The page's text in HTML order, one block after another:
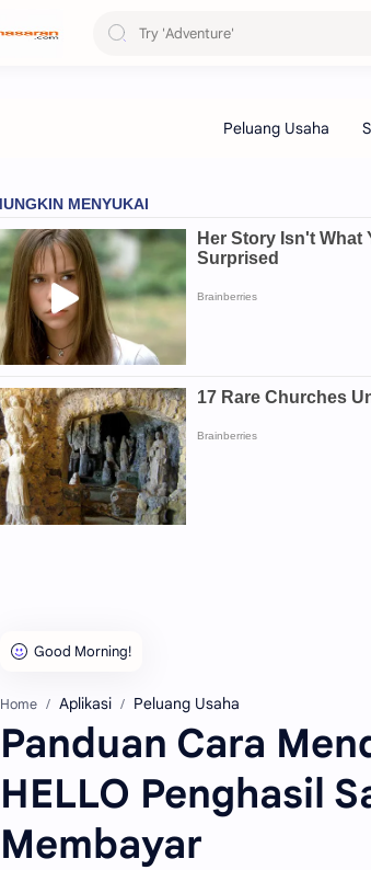
Home Aplikasi Peluang Usaha
Panduan Cara
HELLO Penghasil
Membayar